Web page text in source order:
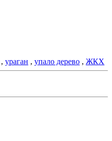
, ураган , упало дерево , ЖКХ